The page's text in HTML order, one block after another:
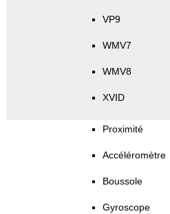
VP9
WMV7
WMV8
XVID
Proximité
Accéléromètre
Boussole
Gyroscope